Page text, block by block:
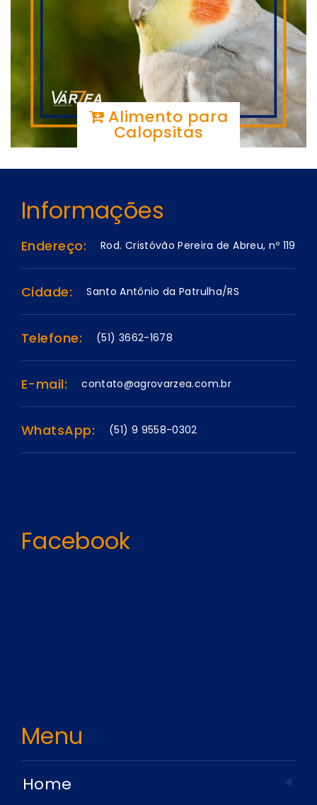
Alimento para
Calopsitas
Informações
Endereço: Rod. Cristóvão Pereira de Abreu, nº 119
Cidade: Santo Antônio da Patrulha/RS
Telefone: (51) 3662-1678
E-mail: contato@agrovarzea.com.br
WhatsApp: (51) 9 9558-0302
Facebook
Menu
Home